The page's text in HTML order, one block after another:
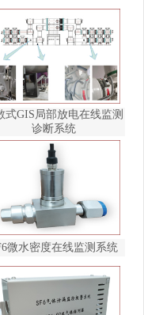
式GIS局部放电在线监测
诊断系统
微水密度在线监测系统